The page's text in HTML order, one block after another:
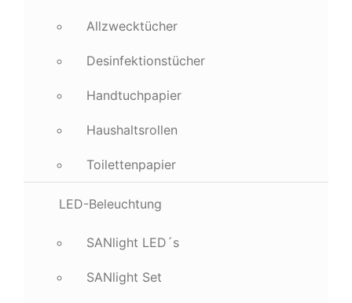
Allzwecktücher
Desinfektionstücher
Handtuchpapier
Haushaltsrollen
Toilettenpapier
LED-Beleuchtung
SANlight LED´s
SANlight Set